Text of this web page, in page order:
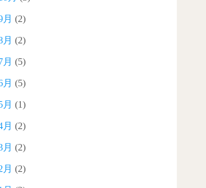
月 (2)
月 (2)
月 (5)
月 (5)
月 (1)
月 (2)
月 (2)
月 (2)